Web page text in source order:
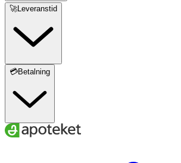
🚀Leveranstid
💳Betalning